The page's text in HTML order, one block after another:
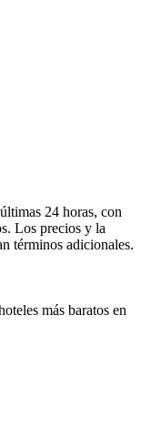
24 horas, con
Los precios y la
términos adicionales.
más baratos en